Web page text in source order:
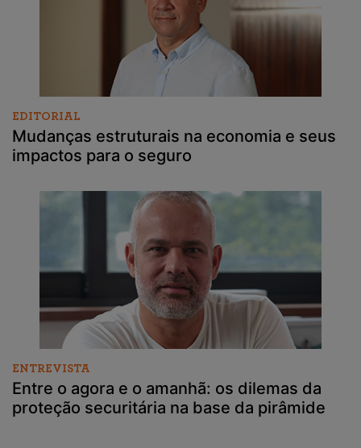
EDITORIAL
Mudanças estruturais na economia e seus
impactos para o seguro
ENTREVISTA
Entre o agora e o amanhã: os dilemas da
proteção securitária na base da pirâmide